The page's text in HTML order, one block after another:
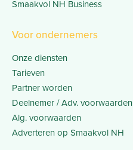
Smaakvol NH Business
Voor ondernemers
Onze diensten
Tarieven
Partner worden
Deelnemer / Adv. voorwaarden
Alg. voorwaarden
Adverteren op Smaakvol NH